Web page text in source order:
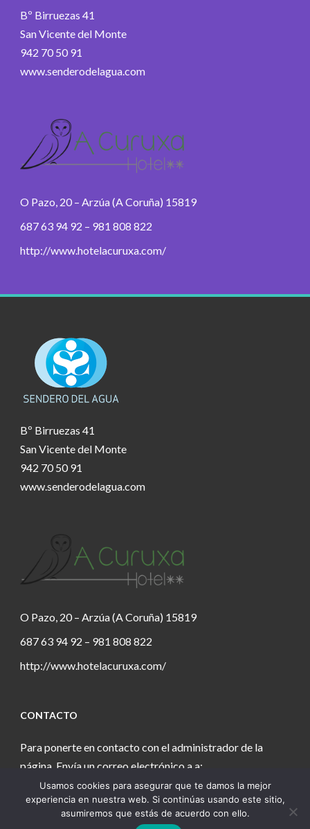
Bº Birruezas 41
San Vicente del Monte
942 70 50 91
www.senderodelagua.com
O Pazo, 20 – Arzúa (A Coruña) 15819
687 63 94 92 – 981 808 822
http://www.hotelacuruxa.com/
Bº Birruezas 41
San Vicente del Monte
942 70 50 91
www.senderodelagua.com
O Pazo, 20 – Arzúa (A Coruña) 15819
687 63 94 92 – 981 808 822
http://www.hotelacuruxa.com/
CONTACTO
Para ponerte en contacto con el administrador de la
página. Envía un correo electrónico a a:
estanochetecuento@gmail.com
Usamos cookies para asegurar que te damos la mejor
experiencia en nuestra web. Si continúas usando este sitio,
asumiremos que estás de acuerdo con ello.